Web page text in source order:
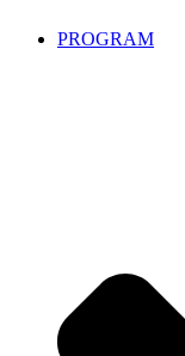
PROGRAM